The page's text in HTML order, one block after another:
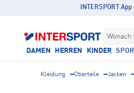
INTERSPORT
Wonach
DAMEN HERREN KINDER
Kleidung Oberteile Jacken